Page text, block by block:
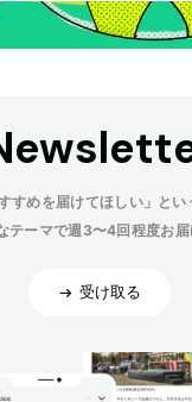
すめを届けてほしい」とい
テーマで週3〜4回程度お届
受け取る